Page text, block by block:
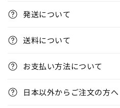
り
た
た
み
可
能
な
コ
発送について
送料について
お支払い方法について
日本以外からご注文の方へ